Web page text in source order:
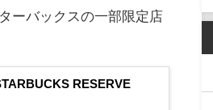
ーバックスの一部限定店
RESERVE®